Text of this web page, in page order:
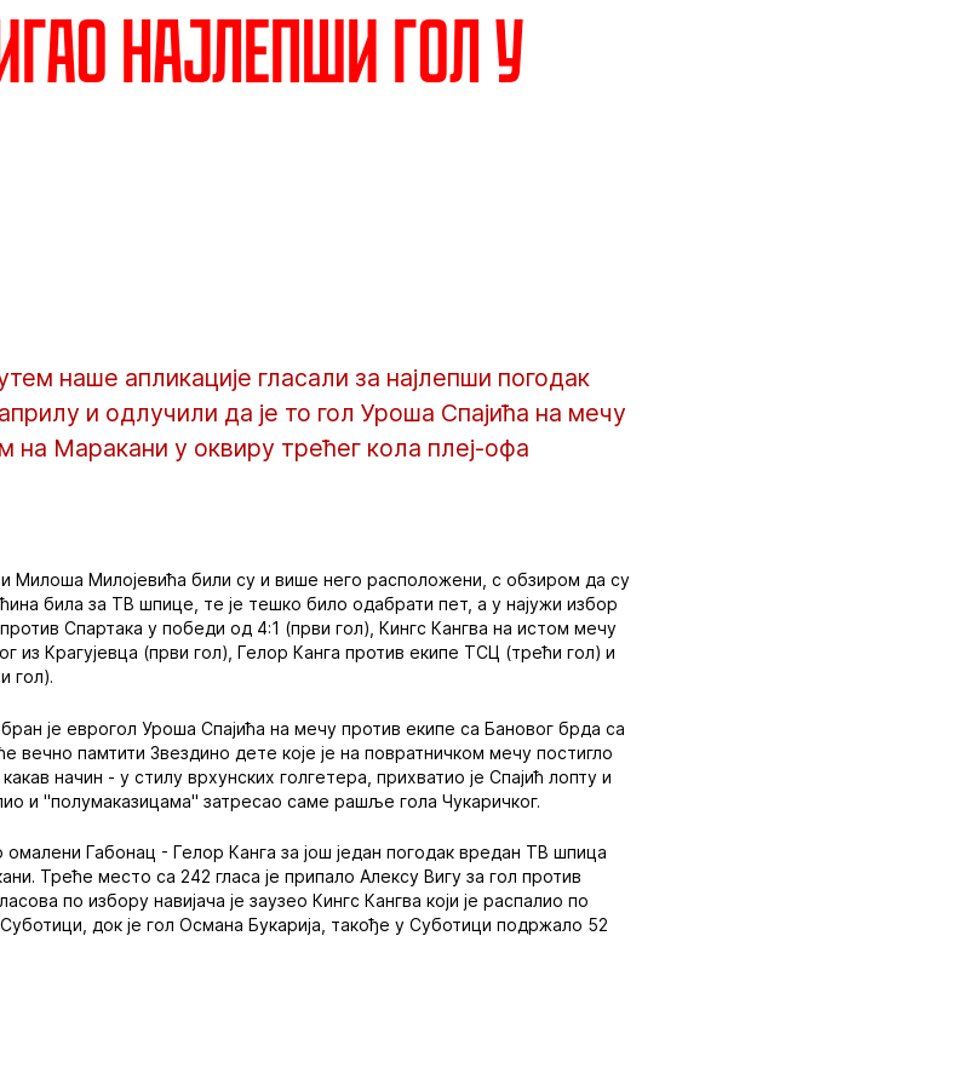
најлепши гол у
наше апликације гласали за најлепши погодак
и одлучили да је то гол Уроша Спајића на мечу
на Маракани у оквиру трећег кола плеј-офа
Милоша Милојевића били су и више него расположени, с обзиром да су
била за ТВ шпице, те је тешко било одабрати пет, а у најужи избор
Спартака у победи од 4:1 (први гол), Кингс Кангва на истом мечу
из Крагујевца (први гол), Гелор Канга против екипе ТСЦ (трећи гол) и
гол).
је еврогол Уроша Спајића на мечу против екипе са Бановог брда са
вечно памтити Звездино дете које је на повратничком мечу постигло
начин - у стилу врхунских голгетера, прихватио је Спајић лопту и
и "полумаказицама" затресао саме рашље гола Чукаричког.
омалени Габонац - Гелор Канга за још један погодак вредан ТВ шпица
Треће место са 242 гласа је припало Алексу Вигу за гол против
по избору навијача је заузео Кингс Кангва који је распалио по
док је гол Османа Букарија, такође у Суботици подржало 52